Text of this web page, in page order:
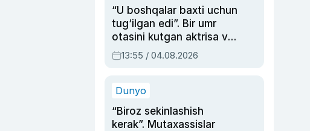
“U boshqalar baxti uchun
tug‘ilgan edi”. Bir umr
otasini kutgan aktrisa va
dublyaj ustasi Rimma
Ahmedovaning
13:55 / 04.08.2026
Dunyo
“Biroz sekinlashish
kerak”. Mutaxassislar